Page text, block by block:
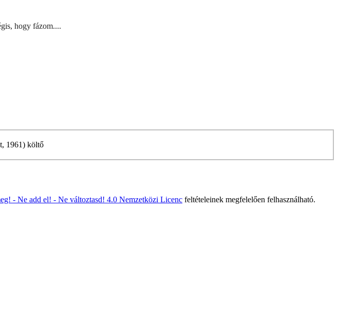
hogy fázom....
1961) költő
- Ne add el! - Ne változtasd! 4.0 Nemzetközi Licenc feltételeinek megfelelően felhasználható.